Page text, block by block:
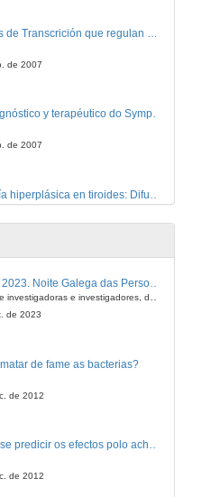
de 2007
Uso diagnóstico y terapéutico do Symporter de lodo (NIS) en cancro
de 2007
de 2007
G-Night 2023. Noite Galega das Persoas Investigadoras. Conciencias creativas
de 2023
de fame as bacterias?
de 2012
¿Pódense predicir os efectos polo achegamento á Terra dos asteroides?
de 2012